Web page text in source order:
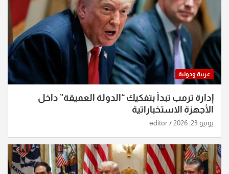
عربية ودولية
إدارة ترمب تبدأ بتفكيك “الدولة العميقة” داخل
الأجهزة الاستخباراتية
يونيو 23, 2026 editor